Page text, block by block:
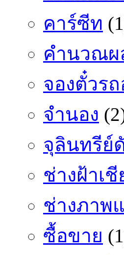
คาร์ซีท
คำนวณผ
จองตั๋วร
จำนอง
จุลินทรีย์
ช่างฝ้าเชี
ช่างภาพ
ซื้อขาย